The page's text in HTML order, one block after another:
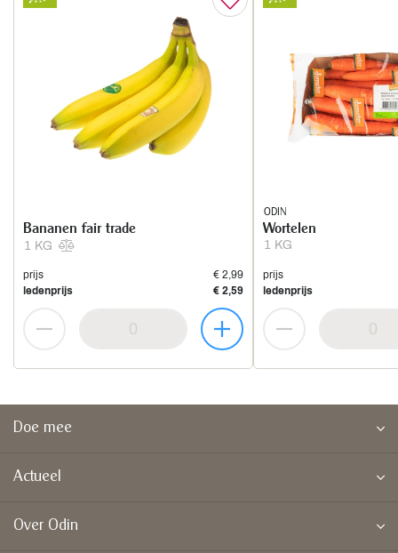
1 KG
Bananen fair trade
prijs
€ 2,99
ledenprijs
€ 2,59
ODIN
1 KG
Wortelen
prijs
ledenprijs
Doe mee
Actueel
Over Odin